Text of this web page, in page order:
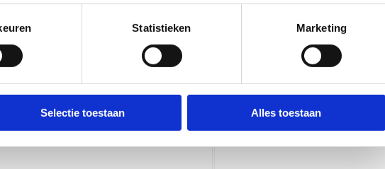
Statistieken Marketing
Selectie toestaan Alles toestaan